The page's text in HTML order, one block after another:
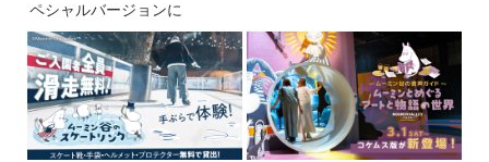
ペシャルバージョンに